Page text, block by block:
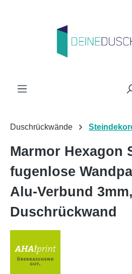
Duschrückwände
Marmor Hexagon
fugenlose
Alu-Verbund 3mm,
Duschrückwand